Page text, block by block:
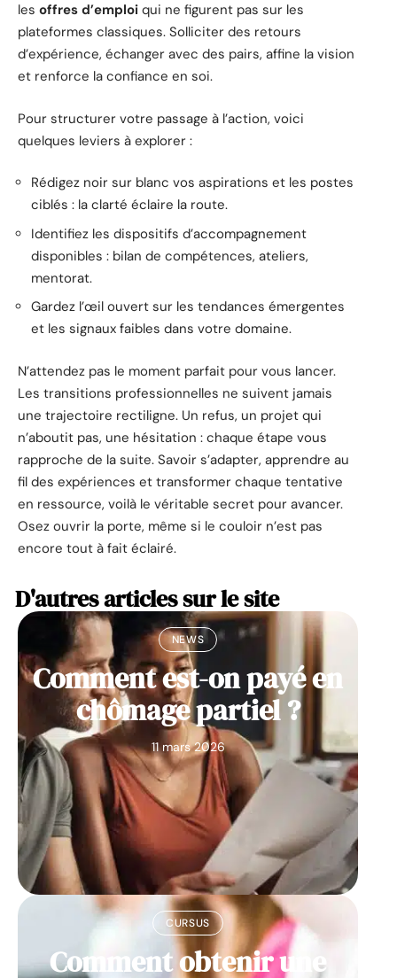
les offres d’emploi qui ne figurent pas sur les
plateformes classiques. Solliciter des retours
d’expérience, échanger avec des pairs, affine la vision
et renforce la confiance en soi.
Pour structurer votre passage à l’action, voici
quelques leviers à explorer :
Rédigez noir sur blanc vos aspirations et les postes
ciblés : la clarté éclaire la route.
Identifiez les dispositifs d’accompagnement
disponibles : bilan de compétences, ateliers,
mentorat.
Gardez l’œil ouvert sur les tendances émergentes
et les signaux faibles dans votre domaine.
N’attendez pas le moment parfait pour vous lancer.
Les transitions professionnelles ne suivent jamais
une trajectoire rectiligne. Un refus, un projet qui
n’aboutit pas, une hésitation : chaque étape vous
rapproche de la suite. Savoir s’adapter, apprendre au
fil des expériences et transformer chaque tentative
en ressource, voilà le véritable secret pour avancer.
Osez ouvrir la porte, même si le couloir n’est pas
encore tout à fait éclairé.
D'autres articles sur le site
NEWS
Comment est-on payé en
chômage partiel ?
11 mars 2026
CURSUS
Comment obtenir une